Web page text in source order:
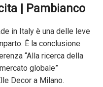
| Pambianco
in Italy è una delle leve
È la conclusione
“Alla ricerca della
globale”
Decor a Milano.